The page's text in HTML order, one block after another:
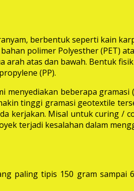
berbentuk seperti kain
polimer Polyesther (PET)
arah atas dan bawah. Bentuk
(PP).
menyediakan beberapa
tinggi gramasi geotextile
kerjakan. Misal untuk curing /
terjadi kesalahan dalam
paling tipis 150 gram